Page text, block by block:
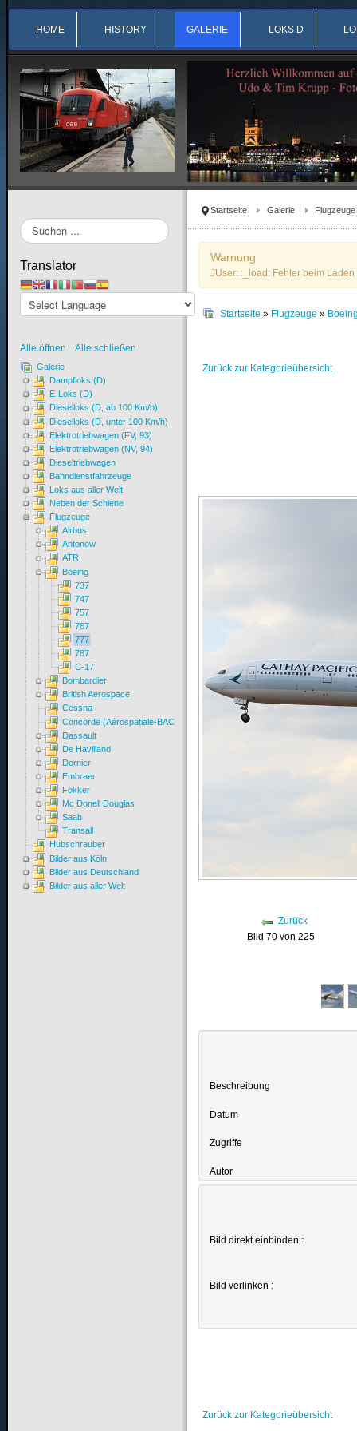
HOME HISTORY GALERIE LOKS D
Startseite Galerie Flugzeuge
Warnung
JUser: :_load: Fehler beim
Startseite » Flugzeuge »
Zurück zur Kategorieübersicht
Zurück
Bild 70 von 225
Beschreibung
Datum
Zugriffe
Autor
Bild direkt einbinden :
Bild verlinken :
Zurück zur Kategorieübersicht
Suchen
...
Translator
Alle öffnen Alle schließen
Galerie
Dampfloks (D)
E-Loks (D)
Dieselloks (D, ab 100 Km/h)
Dieselloks (D, unter 100 Km/h)
Elektrotriebwagen (FV, 93)
Elektrotriebwagen (NV, 94)
Dieseltriebwagen
Bahndienstfahrzeuge
Loks aus aller Welt
Neben der Schiene
Flugzeuge
Airbus
Antonow
ATR
Boeing
737
747
757
767
777
787
C-17
Bombardier
British Aerospace
Cessna
Concorde (Aérospatiale-BAC)
Dassault
De Havilland
Dornier
Embraer
Fokker
Mc Donell Douglas
Saab
Transall
Hubschrauber
Bilder aus Köln
Bilder aus Deutschland
Bilder aus aller Welt